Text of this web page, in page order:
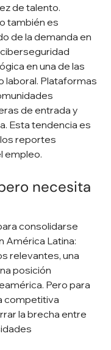
de talento.
también es
de la demanda en
en una de las
laboral. Plataformas
de entrada y
Esta tendencia es
reportes
empleo.
necesita
consolidarse
América Latina:
relevantes, una
posición
Pero para
competitiva
la brecha entre